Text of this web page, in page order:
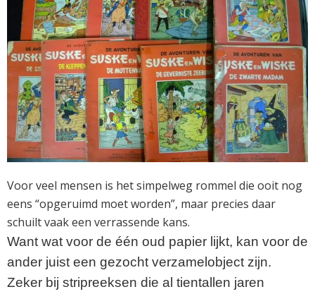
Voor veel mensen is het simpelweg rommel die ooit nog
eens “opgeruimd moet worden”, maar precies daar
schuilt vaak een verrassende kans.
Want wat voor de één oud papier lijkt, kan voor de
ander juist een gezocht verzamelobject zijn.
Zeker bij stripreeksen die al tientallen jaren